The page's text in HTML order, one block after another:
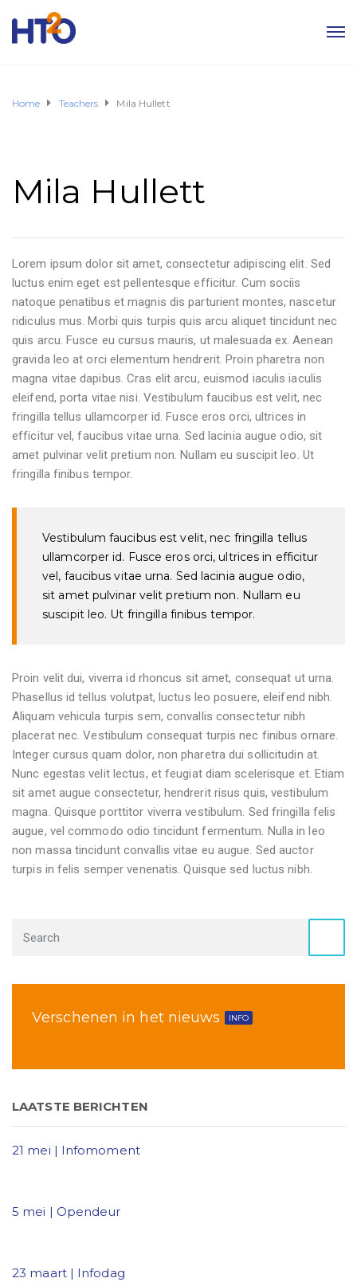
Home Teachers Mila Hullett
Mila Hullett
Lorem ipsum dolor sit amet, consectetur adipiscing elit. Sed
luctus enim eget est pellentesque efficitur. Cum sociis
natoque penatibus et magnis dis parturient montes, nascetur
ridiculus mus. Morbi quis turpis quis arcu aliquet tincidunt nec
quis arcu. Fusce eu cursus mauris, ut malesuada ex. Aenean
gravida leo at orci elementum hendrerit. Proin pharetra non
magna vitae dapibus. Cras elit arcu, euismod iaculis iaculis
eleifend, porta vitae nisi. Vestibulum faucibus est velit, nec
fringilla tellus ullamcorper id. Fusce eros orci, ultrices in
efficitur vel, faucibus vitae urna. Sed lacinia augue odio, sit
amet pulvinar velit pretium non. Nullam eu suscipit leo. Ut
fringilla finibus tempor.
Vestibulum faucibus est velit, nec fringilla tellus
ullamcorper id. Fusce eros orci, ultrices in efficitur
vel, faucibus vitae urna. Sed lacinia augue odio,
sit amet pulvinar velit pretium non. Nullam eu
suscipit leo. Ut fringilla finibus tempor.
Proin velit dui, viverra id rhoncus sit amet, consequat ut urna.
Phasellus id tellus volutpat, luctus leo posuere, eleifend nibh.
Aliquam vehicula turpis sem, convallis consectetur nibh
placerat nec. Vestibulum consequat turpis nec finibus ornare.
Integer cursus quam dolor, non pharetra dui sollicitudin at.
Nunc egestas velit lectus, et feugiat diam scelerisque et. Etiam
sit amet augue consectetur, hendrerit risus quis, vestibulum
magna. Quisque porttitor viverra vestibulum. Sed fringilla felis
augue, vel commodo odio tincidunt fermentum. Nulla in leo
non massa tincidunt convallis vitae eu augue. Sed auctor
turpis in felis semper venenatis. Quisque sed luctus nibh.
Verschenen in het nieuws INFO
LAATSTE BERICHTEN
21 mei | Infomoment
5 mei | Opendeur
23 maart | Infodag